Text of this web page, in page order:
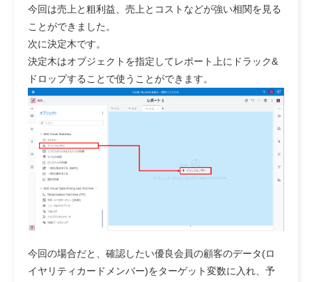
今回は売上と粗利益、売上とコストなどが強い相関を見る
ことができました。
次に決定木です。
決定木はオブジェクトを指定してレポート上にドラック&
ドロップすることで使うことができます。
今回の場合だと、確認したい優良会員の顧客のデータ(ロ
イヤリティカードメンバー)をターゲット変数に入れ、予